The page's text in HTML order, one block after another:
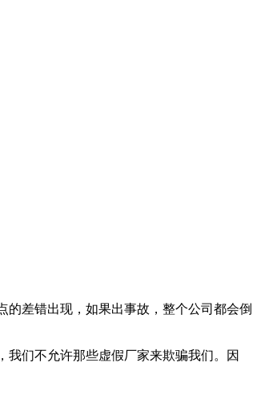
差错出现，如果出事故，整个公司都会倒
们不允许那些虚假厂家来欺骗我们。因